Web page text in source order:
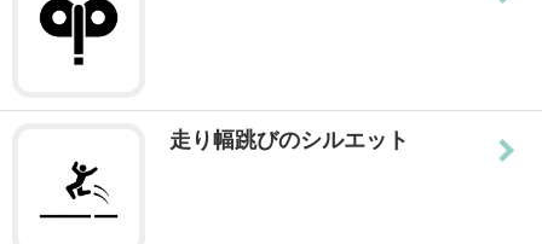
走り幅跳びのシルエット